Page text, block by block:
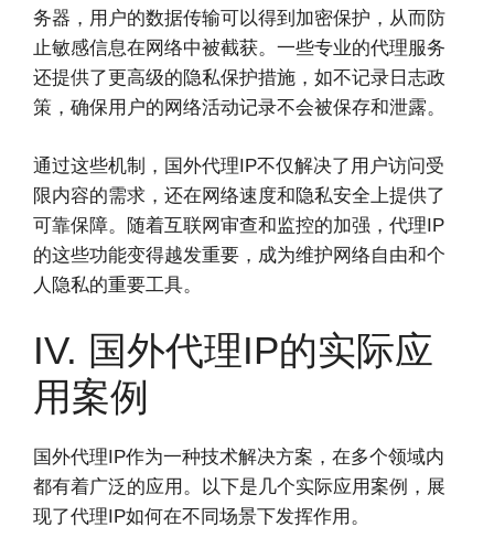
务器，用户的数据传输可以得到加密保护，从而防
止敏感信息在网络中被截获。一些专业的代理服务
还提供了更高级的隐私保护措施，如不记录日志政
策，确保用户的网络活动记录不会被保存和泄露。
通过这些机制，国外代理IP不仅解决了用户访问受
限内容的需求，还在网络速度和隐私安全上提供了
可靠保障。随着互联网审查和监控的加强，代理IP
的这些功能变得越发重要，成为维护网络自由和个
人隐私的重要工具。
IV. 国外代理IP的实际应
用案例
国外代理IP作为一种技术解决方案，在多个领域内
都有着广泛的应用。以下是几个实际应用案例，展
现了代理IP如何在不同场景下发挥作用。